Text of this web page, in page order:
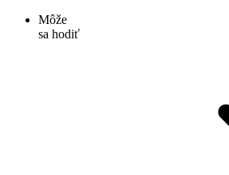
Môže
sa hodiť